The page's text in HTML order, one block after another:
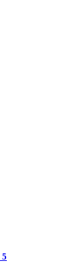
5